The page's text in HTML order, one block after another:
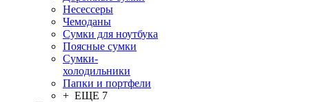
Несессеры
Чемоданы
Сумки для ноутбука
Поясные сумки
Сумки-
холодильники
Папки и портфели
+ ЕЩЕ 7